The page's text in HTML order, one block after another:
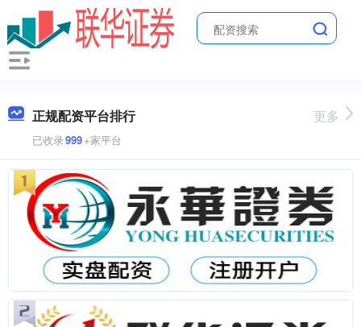
正规配资平台排行
已收录999+家平台
更多